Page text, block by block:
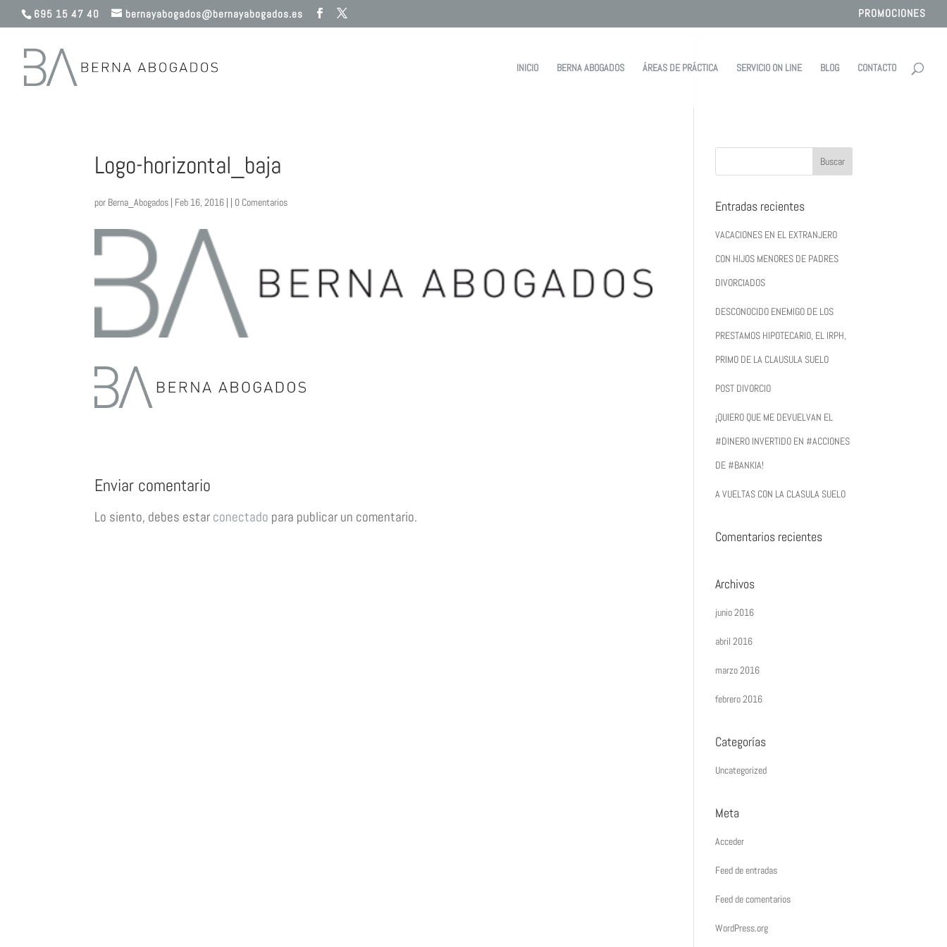
695 15 47 40 bernayabogados@bernayabogados.es PROMOCIONES
INICIO BERNA ABOGADOS ÁREAS DE PRÁCTICA SERVICIO ON LINE BLOG CONTACTO
Logo-horizontal_baja
por Berna_Abogados | Feb 16, 2016 | | 0 Comentarios
Enviar comentario
Lo siento, debes estar conectado para publicar un comentario.
Entradas recientes
VACACIONES EN EL EXTRANJERO
CON HIJOS MENORES DE PADRES
DIVORCIADOS
DESCONOCIDO ENEMIGO DE LOS
PRESTAMOS HIPOTECARIO, EL IRPH,
PRIMO DE LA CLAUSULA SUELO
POST DIVORCIO
¡QUIERO QUE ME DEVUELVAN EL
#DINERO INVERTIDO EN #ACCIONES
DE #BANKIA!
A VUELTAS CON LA CLASULA SUELO
Comentarios recientes
Archivos
junio 2016
abril 2016
marzo 2016
febrero 2016
Categorías
Uncategorized
Meta
Acceder
Feed de entradas
Feed de comentarios
WordPress.org